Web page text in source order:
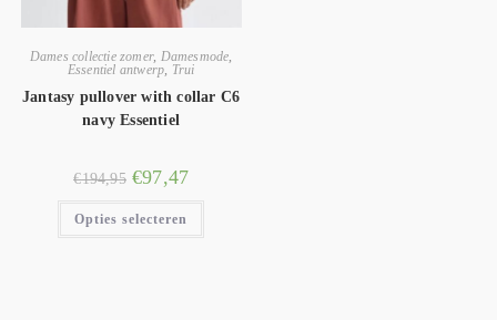
Dames collectie zomer, Damesmode
Essentiel antwerp Trui
Jantasy pullover with collar C6
navy Essentiel
€194,95 €97,47
Opties selecteren